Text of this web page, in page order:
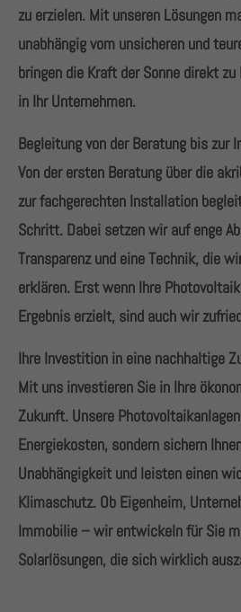
San Francisco, CA 94102
Have any questions?
+44 1234 567 890
Drop us a line
info@yourdomain.com
About us
Lorem ipsum dolor sit amet,
elit.
Aenean commodo ligula eget
parturient montes, nascetur
quam felis, ultricies nec.
zu erzielen. Mit unseren Lösungen
unabhängig vom unsicheren und
bringen die Kraft der Sonne direkt zu
in Ihr Unternehmen.
Begleitung von der Beratung bis zur
Von der ersten Beratung über die
zur fachgerechten Installation
Schritt. Dabei setzen wir auf enge
Transparenz und eine Technik, die
erklären. Erst wenn Ihre
Ergebnis erzielt, sind auch wir
Ihre Investition in eine nachhaltige
Mit uns investieren Sie in Ihre
Zukunft. Unsere
Energiekosten, sondern sichern
Unabhängigkeit und leisten einen
Klimaschutz. Ob Eigenheim,
Immobilie – wir entwickeln für Sie
Solarlösungen, die sich wirklich